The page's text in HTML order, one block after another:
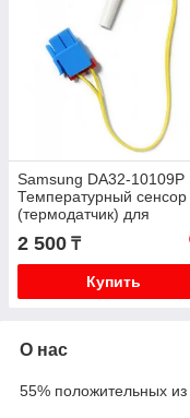
Samsung DA32-10109P
Температурный сенсор
(термодатчик) для
холодильника
2 500 ₸
Купить
О нас
55% положительных из